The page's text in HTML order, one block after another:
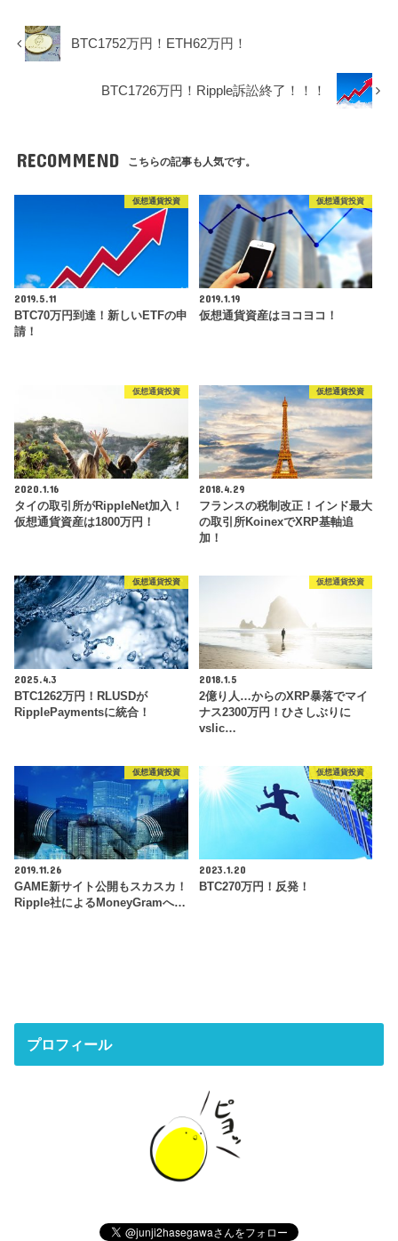
BTC1752万円！ETH62万円！
BTC1726万円！Ripple訴訟終了！！！
RECOMMEND こちらの記事も人気です。
仮想通貨投資
2019.5.11
BTC70万円到達！新しいETFの申
請！
仮想通貨投資
2019.1.19
仮想通貨資産はヨコヨコ！
仮想通貨投資
2020.1.16
タイの取引所がRippleNet加入！
仮想通貨資産は1800万円！
仮想通貨投資
2018.4.29
フランスの税制改正！インド最大
の取引所KoinexでXRP基軸追
加！
仮想通貨投資
2025.4.3
BTC1262万円！RLUSDが
RipplePaymentsに統合！
仮想通貨投資
2018.1.5
2億り人…からのXRP暴落でマイ
ナス2300万円！ひさしぶりに
vslic…
仮想通貨投資
2019.11.26
GAME新サイト公開もスカスカ！
Ripple社によるMoneyGramへ…
仮想通貨投資
2023.1.20
BTC270万円！反発！
プロフィール